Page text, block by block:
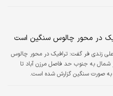
در محور چالوس سنگین است
علی زندی فر گفت: ترافیک در محور چالوس
به جنوب حد فاصل مرزن آباد تا
به صورت سنگین گزارش شده است.